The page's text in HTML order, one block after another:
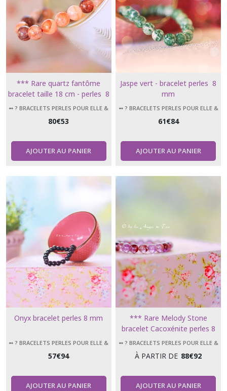
*** Rare quartz fantôme
bracelet taille 18 cm - perles 8
mm ***
➻ ? BRACELETS PERLES POUR ELLE &
80€53
AJOUTER AU PANIER
Jaspe vert - bracelet perles 8
mm
➻ ? BRACELETS PERLES POUR ELLE &
61€84
AJOUTER AU PANIER
Onyx bracelet perles 8 mm
➻ ? BRACELETS PERLES POUR ELLE &
57€94
AJOUTER AU PANIER
*** Rare Melody Stone
bracelet Cacoxénite perles 8
mm ***
➻ ? BRACELETS PERLES POUR ELLE &
À PARTIR DE 88€92
AJOUTER AU PANIER